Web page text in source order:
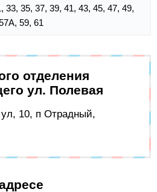
33, 35, 37, 39, 41, 43, 45, 47, 49,
59, 61
отделения
ул. Полевая
10, п Отрадный,